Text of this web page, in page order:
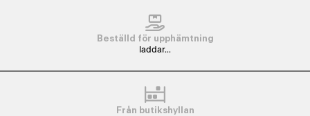
Beställd för upphämtning
laddar...
Från butikshyllan